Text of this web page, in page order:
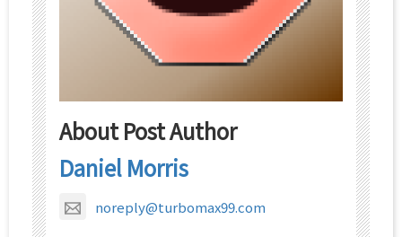
About Post Author
Daniel Morris
noreply@turbomax99.com